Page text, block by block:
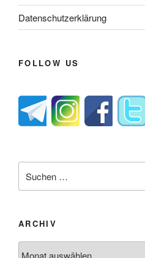
Datenschutzerklärung
FOLLOW US
nach:
ARCHIV